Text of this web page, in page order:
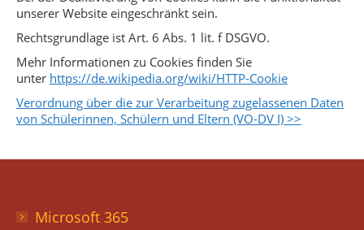
unserer Website eingeschränkt sein.
Rechtsgrundlage ist Art. 6 Abs. 1 lit. f DSGVO.
Mehr Informationen zu Cookies finden Sie
unter https://de.wikipedia.org/wiki/HTTP-Cookie
Verordnung über die zur Verarbeitung zugelassenen Daten
von Schülerinnen, Schülern und Eltern (VO-DV I) >>
Microsoft 365